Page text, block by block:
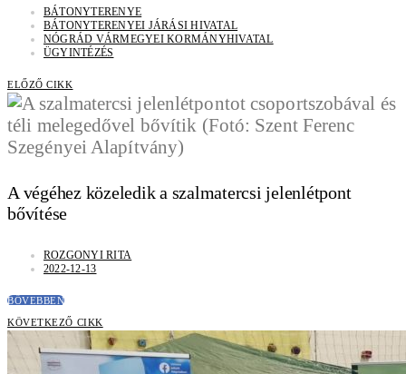
BÁTONYTERENYE
BÁTONYTERENYEI JÁRÁSI HIVATAL
NÓGRÁD VÁRMEGYEI KORMÁNYHIVATAL
ÜGYINTÉZÉS
ELŐZŐ CIKK
A végéhez közeledik a szalmatercsi jelenlétpont
bővítése
ROZGONYI RITA
2022-12-13
BŐVEBBEN
KÖVETKEZŐ CIKK